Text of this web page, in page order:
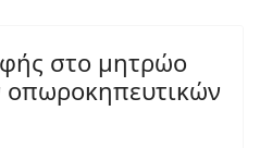
στο μητρώο